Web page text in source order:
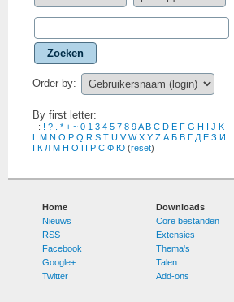
Zoeken
Order by:
By first letter:
- : ! ? * + ~ 0 1 3 4 5 7 8 9A B C D E F G H J K
M N O P Q R S T U V W X Y Z А Б В Г Д Е З И
К Л М Н О П Р С Ф Ю (reset)
Home
Nieuws
RSS
Facebook
Google+
Twitter
Downloads
Core bestanden
Extensies
Thema's
Talen
Add-ons